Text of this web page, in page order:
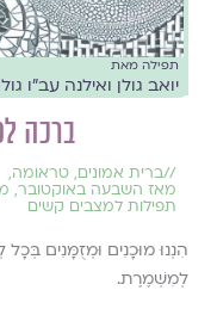
תפילה מאת
יואב גולן ואילנה עב״ו
ברכה
//ברית אמונים, טראומה,
מאז השבעה באוקטובר,
תפילות למצבים קשים
הִנְנוּ מוּכָנִים וּמְזֻמָּנִים
לְמִשְׁמֶרֶת.